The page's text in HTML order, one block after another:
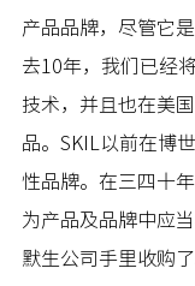
产品品牌，尽管它
去10年，我们已经
技术，并且也在美
品。SKIL以前在博
性品牌。在三四十
为产品及品牌中应
默生公司手里收购